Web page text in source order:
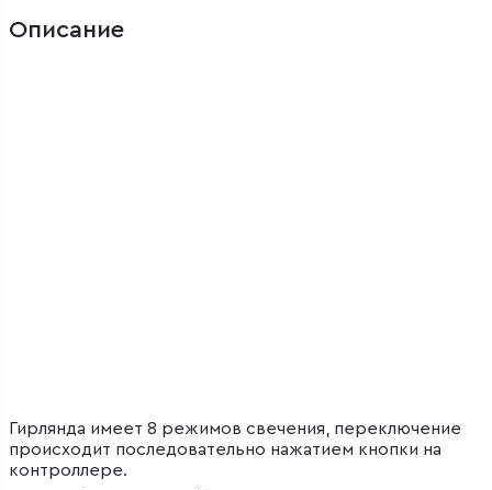
Описание
Гирлянда имеет 8 режимов свечения, переключение
происходит последовательно нажатием кнопки на
контроллере.